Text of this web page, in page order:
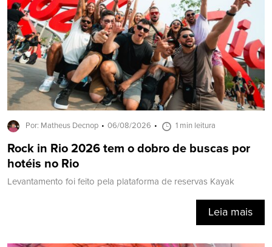
Por: Matheus Decnop 06/08/2026 1 min leitura
Rock in Rio 2026 tem o dobro de buscas por
hotéis no Rio
Levantamento foi feito pela plataforma de reservas Kayak
Leia mais